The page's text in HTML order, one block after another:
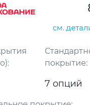
см.
покрытие:
7 опций